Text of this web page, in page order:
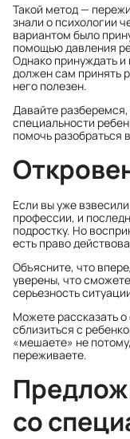
Такой метод —
знали о психологии
вариантом было
помощью давления
Однако принуждать и
должен сам принять
него полезен.
Давайте
специальности
помочь разобраться
Если вы уже
профессии, и
подростку. Но
есть право
Объясните, что
уверены, что
серьезность
Можете рассказать о
сблизиться с
«мешаете» не
переживаете.
со